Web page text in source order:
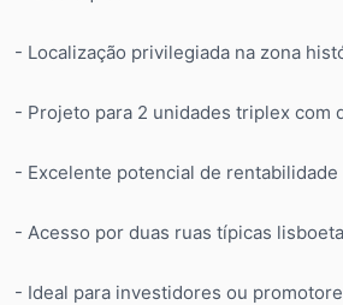
- Localização privilegiada na zona
- Projeto para 2 unidades triplex com
- Excelente potencial de rentabilidade
- Acesso por duas ruas típicas
- Ideal para investidores ou